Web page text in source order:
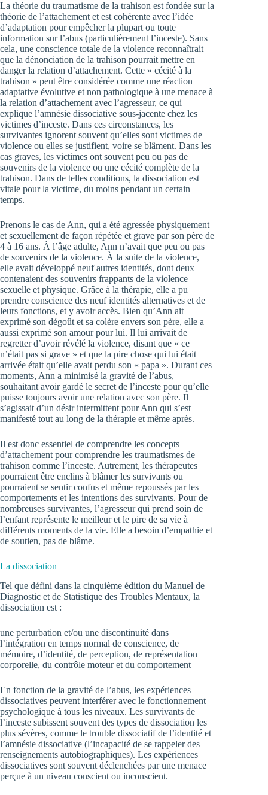
La théorie du traumatisme de la trahison est fondée sur la
théorie de l’attachement et est cohérente avec l’idée
d’adaptation pour empêcher la plupart ou toute
information sur l’abus (particulièrement l’inceste). Sans
cela, une conscience totale de la violence reconnaîtrait
que la dénonciation de la trahison pourrait mettre en
danger la relation d’attachement. Cette » cécité à la
trahison » peut être considérée comme une réaction
adaptative évolutive et non pathologique à une menace à
la relation d’attachement avec l’agresseur, ce qui
explique l’amnésie dissociative sous-jacente chez les
victimes d’inceste. Dans ces circonstances, les
survivantes ignorent souvent qu’elles sont victimes de
violence ou elles se justifient, voire se blâment. Dans les
cas graves, les victimes ont souvent peu ou pas de
souvenirs de la violence ou une cécité complète de la
trahison. Dans de telles conditions, la dissociation est
vitale pour la victime, du moins pendant un certain
temps.
Prenons le cas de Ann, qui a été agressée physiquement
et sexuellement de façon répétée et grave par son père de
4 à 16 ans. À l’âge adulte, Ann n’avait que peu ou pas
de souvenirs de la violence. À la suite de la violence,
elle avait développé neuf autres identités, dont deux
contenaient des souvenirs frappants de la violence
sexuelle et physique. Grâce à la thérapie, elle a pu
prendre conscience des neuf identités alternatives et de
leurs fonctions, et y avoir accès. Bien qu’Ann ait
exprimé son dégoût et sa colère envers son père, elle a
aussi exprimé son amour pour lui. Il lui arrivait de
regretter d’avoir révélé la violence, disant que « ce
n’était pas si grave » et que la pire chose qui lui était
arrivée était qu’elle avait perdu son « papa ». Durant ces
moments, Ann a minimisé la gravité de l’abus,
souhaitant avoir gardé le secret de l’inceste pour qu’elle
puisse toujours avoir une relation avec son père. Il
s’agissait d’un désir intermittent pour Ann qui s’est
manifesté tout au long de la thérapie et même après.
Il est donc essentiel de comprendre les concepts
d’attachement pour comprendre les traumatismes de
trahison comme l’inceste. Autrement, les thérapeutes
pourraient être enclins à blâmer les survivants ou
pourraient se sentir confus et même repoussés par les
comportements et les intentions des survivants. Pour de
nombreuses survivantes, l’agresseur qui prend soin de
l’enfant représente le meilleur et le pire de sa vie à
différents moments de la vie. Elle a besoin d’empathie et
de soutien, pas de blâme.
La dissociation
Tel que défini dans la cinquième édition du Manuel de
Diagnostic et de Statistique des Troubles Mentaux, la
dissociation est :
une perturbation et/ou une discontinuité dans
l’intégration en temps normal de conscience, de
mémoire, d’identité, de perception, de représentation
corporelle, du contrôle moteur et du comportement
En fonction de la gravité de l’abus, les expériences
dissociatives peuvent interférer avec le fonctionnement
psychologique à tous les niveaux. Les survivants de
l’inceste subissent souvent des types de dissociation les
plus sévères, comme le trouble dissociatif de l’identité et
l’amnésie dissociative (l’incapacité de se rappeler des
renseignements autobiographiques). Les expériences
dissociatives sont souvent déclenchées par une menace
perçue à un niveau conscient ou inconscient.